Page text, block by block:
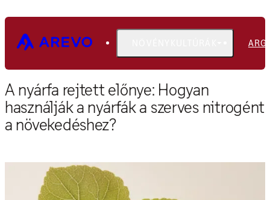
A nyárfa rejtett előnye: Hogyan
használják a nyárfák a szerves nitrogént
a növekedéshez?